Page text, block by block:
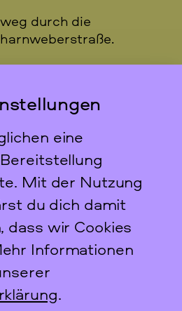
durch die
alle 10 Minuten.
über die
Mainzer Straße.
eine
Mit der Nutzung
du dich damit
dass wir Cookies
Informationen
.